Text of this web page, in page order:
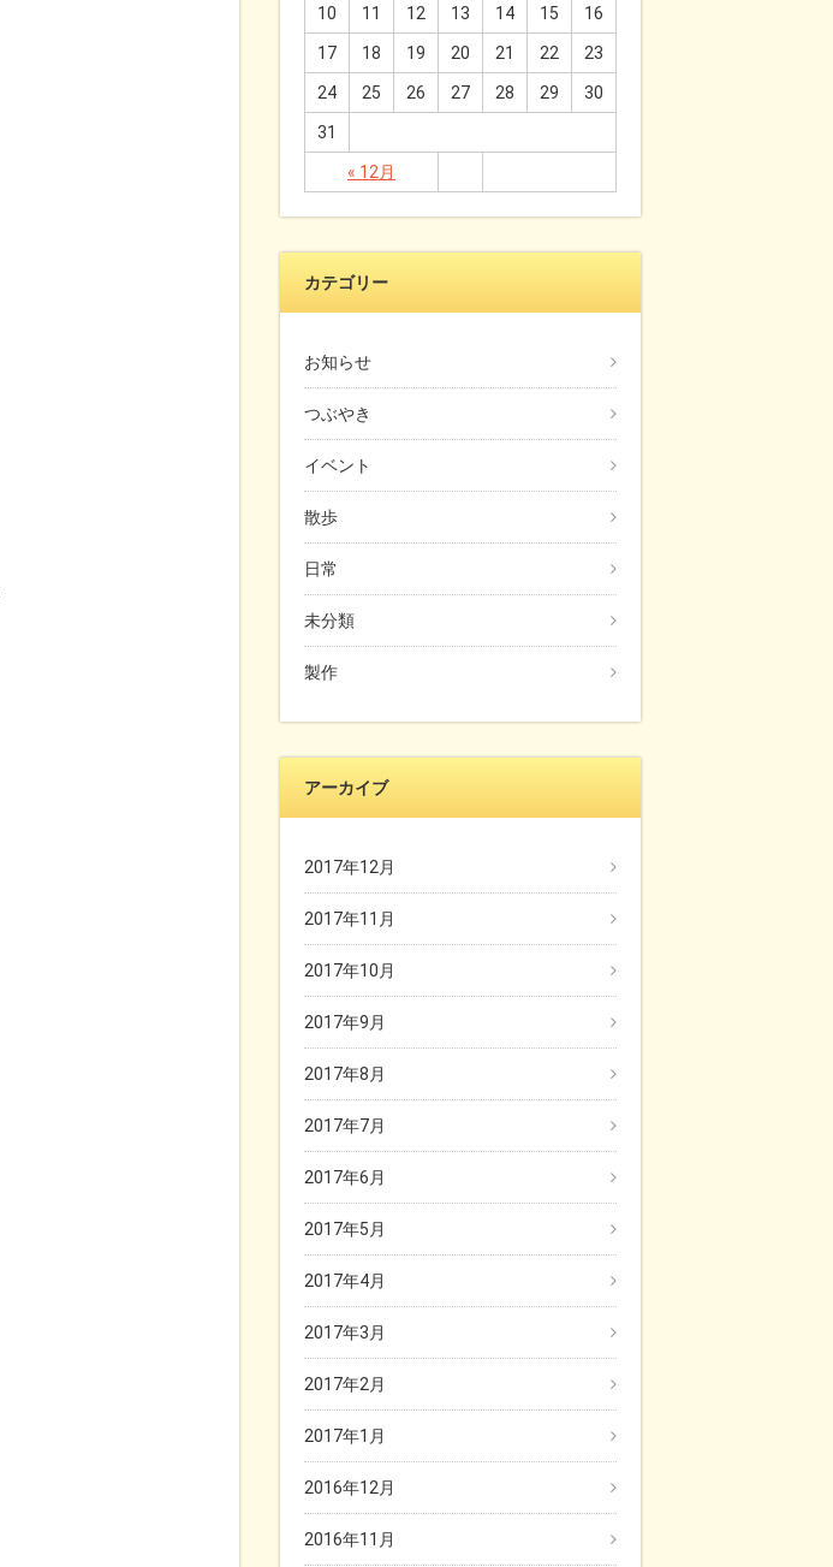
« 12月
10 11 12 13 14 15 16
17 18 19 20 21 22 23
24 25 26 27 28 29 30
31
カテゴリー
お知らせ
つぶやき
イベント
散歩
日常
未分類
製作
アーカイブ
2017年12月
2017年11月
2017年10月
2017年9月
2017年8月
2017年7月
2017年6月
2017年5月
2017年4月
2017年3月
2017年2月
2017年1月
2016年12月
2016年11月